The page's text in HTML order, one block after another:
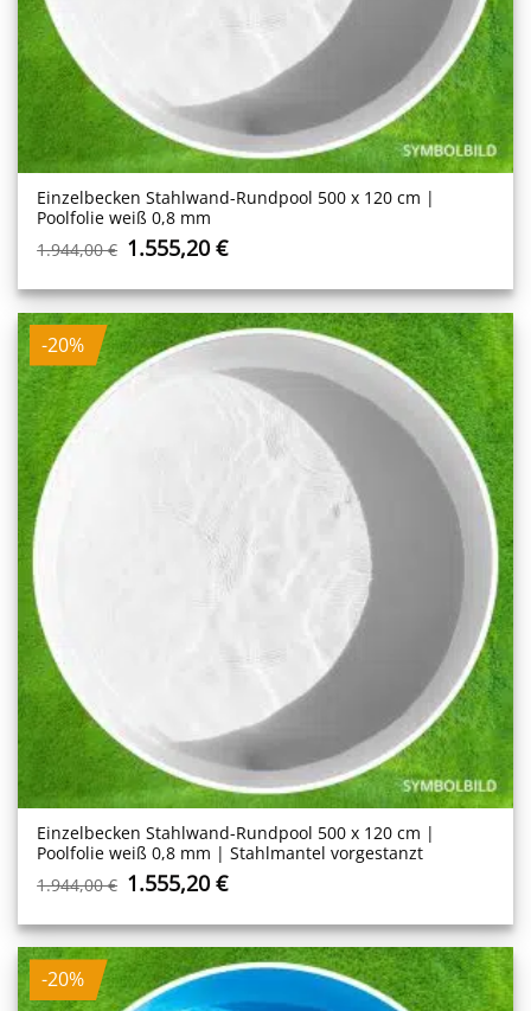
Einzelbecken Stahl­wand-Rundpool 500 x 120 cm |
Poolfolie weiß 0,8 mm
1.944,00€ Ursprünglicher
war:
1.944,00 €
1.555,20€Aktueller
ist:
1.555,20 €.
-20%
Einzelbecken Stahl­wand-Rundpool 500 x 120 cm |
Poolfolie weiß 0,8 mm | Stahlmantel vorgestanzt
1.944,00€ Ursprünglicher
war:
1.944,00 €
1.555,20€Aktueller
ist:
1.555,20 €.
-20%